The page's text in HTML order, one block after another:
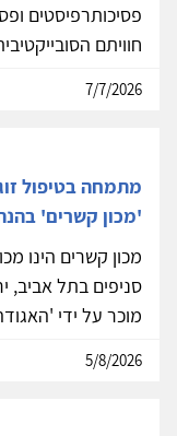
פסיכותרפיסטים
חוויתם
7/7/2026
מתמחה בטיפול
'מכון קשרים'
מכון קשרים הינו
סניפים בתל אביב,
מוכר על ידי
5/8/2026